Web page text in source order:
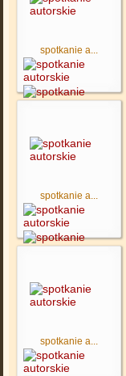
spotkanie a...
spotkanie a...
spotkanie a...